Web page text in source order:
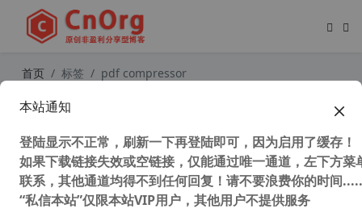
首页 标签 pdf compressor
本站通知
登陆显示不正常，刷新一下再登陆即可，因为启用了缓存！
如果下载链接失效或空链接，仅能通过唯一通道，左下方菜
联系，其他通道均得不到任何回复！请不要浪费你的时间
“私信本站”仅限本站VIP用户，其他用户不提供服务